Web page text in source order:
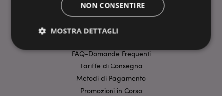
FAQ-Domande Frequenti
Tariffe di Consegna
Metodi di Pagamento
Promozioni in Corso
NON CONSENTIRE
MOSTRA DETTAGLI
Strettamente necessario
Prestazione
Funzionalità